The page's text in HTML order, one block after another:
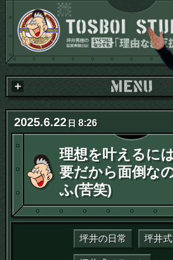
2025.6.22 日 8:26
理想を叶えるに
要だから面倒な
ふ(苦笑)
坪井の日常 坪井